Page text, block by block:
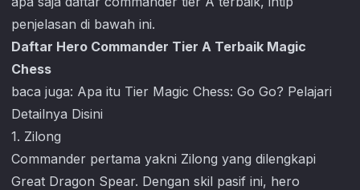
penjelasan di bawah ini.
Daftar Hero Commander Tier A Terbaik Magic
Chess
baca juga: Apa itu Tier Magic Chess: Go Go? Pelajari
Detailnya Disini
1. Zilong
Commander pertama yakni Zilong yang dilengkapi
Great Dragon Spear. Dengan skil pasif ini, hero